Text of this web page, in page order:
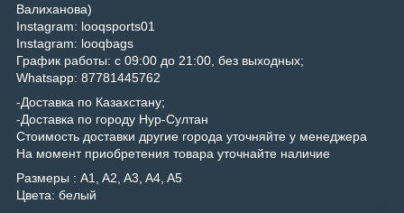
Валиханова)
Instagram: looqsports01
Instagram: looqbags
График работы: с 09:00 до 21:00, без выходных;
Whatsapp: 87781445762
-Доставка по Казахстану;
-Доставка по городу Нур-Султан
Стоимость доставки другие города уточняйте у менеджера
На момент приобретения товара уточнайте наличие
Размеры : A1, A2, A3, A4, A5
Цвета: белый